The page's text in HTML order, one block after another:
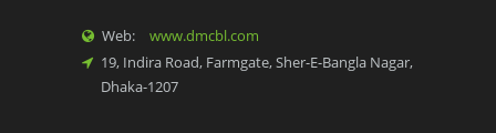
Web:
www.dmcbl.com
19, Indira Road, Farmgate, Sher-E-Bangla Nagar,
Dhaka-1207